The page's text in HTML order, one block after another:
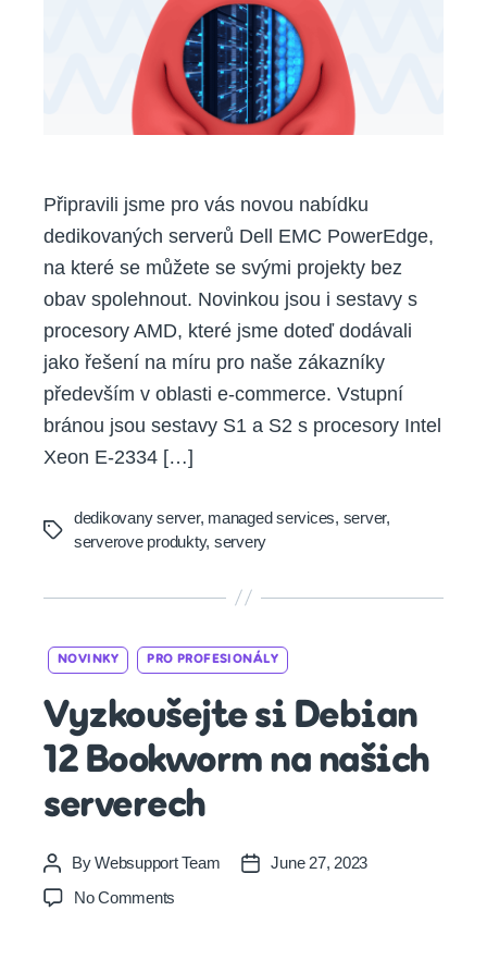
Připravili jsme pro vás novou nabídku
dedikovaných serverů Dell EMC PowerEdge,
na které se můžete se svými projekty bez
obav spolehnout. Novinkou jsou i sestavy s
procesory AMD, které jsme doteď dodávali
jako řešení na míru pro naše zákazníky
především v oblasti e-commerce. Vstupní
bránou jsou sestavy S1 a S2 s procesory Intel
Xeon E-2334 […]
Tags
dedikovany server, managed services, server,
serverove produkty, servery
Categories
NOVINKY PRO PROFESIONÁLY
Vyzkoušejte si Debian
12 Bookworm na našich
serverech
Post
author
ByWebsupport Team
PostJune 27, 2023
No Comments